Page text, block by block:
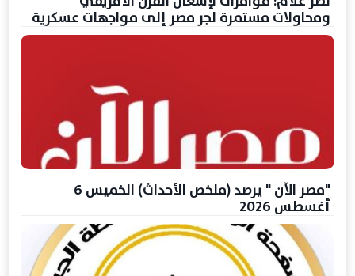
ومحاولات مستمرة لجر مصر إلى مواجهات عسكرية
"مصر الآن " يرصد (ملخص الأحداث) الخميس 6
أغسطس 2026